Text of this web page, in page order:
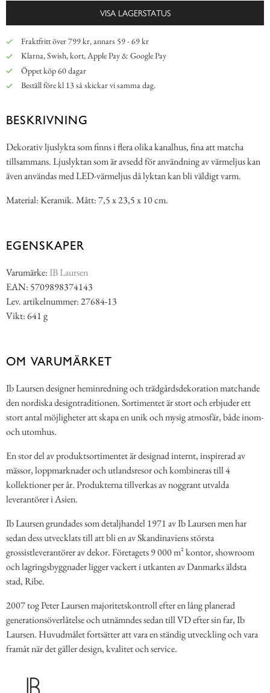
VISA LAGERSTATUS
Fraktfritt över 799 kr, annars 59 - 69 kr
Klarna, Swish, kort, Apple Pay & Google Pay
Öppet köp 60 dagar
Beställ före kl 13 så skickar vi samma dag.
BESKRIVNING
Dekorativ ljuslykta som finns i flera olika kanalhus, fina att matcha
tillsammans. Ljuslyktan som är avsedd för användning av värmeljus kan
även användas med LED-värmeljus då lyktan kan bli väldigt varm.
Material: Keramik. Mått: 7,5 x 23,5 x 10 cm.
EGENSKAPER
Varumärke:IB Laursen
EAN: 5709898374143
Lev. artikelnummer: 27684-13
Vikt: 641 g
OM VARUMÄRKET
Ib Laursen designer heminredning och trädgårdsdekoration matchande
den nordiska designtraditionen. Sortimentet är stort och erbjuder ett
stort antal möjligheter att skapa en unik och mysig atmosfär, både inom-
och utomhus.
En stor del av produktsortimentet är designad internt, inspirerad av
mässor, loppmarknader och utlandsresor och kombineras till 4
kollektioner per år. Produkterna tillverkas av noggrant utvalda
leverantörer i Asien.
Ib Laursen grundades som detaljhandel 1971 av Ib Laursen men har
sedan dess utvecklats till att bli en av Skandinaviens största
grossistleverantörer av dekor. Företagets 9 000 m² kontor, showroom
och lagringsbyggnader ligger vackert i utkanten av Danmarks äldsta
stad, Ribe.
2007 tog Peter Laursen majoritetskontroll efter en lång planerad
generationsöverlåtelse och utnämndes sedan till VD efter sin far, Ib
Laursen. Huvudmålet fortsätter att vara en ständig utveckling och vara
framåt när det gäller design, kvalitet och service.